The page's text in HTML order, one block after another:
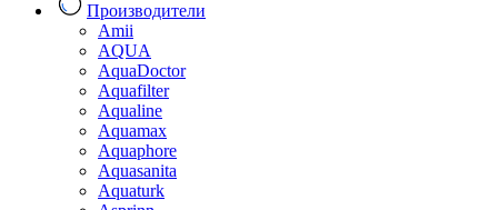
Производители
Amii
AQUA
AquaDoctor
Aquafilter
Aqualine
Aquamax
Aquaphore
Aquasanita
Aquaturk